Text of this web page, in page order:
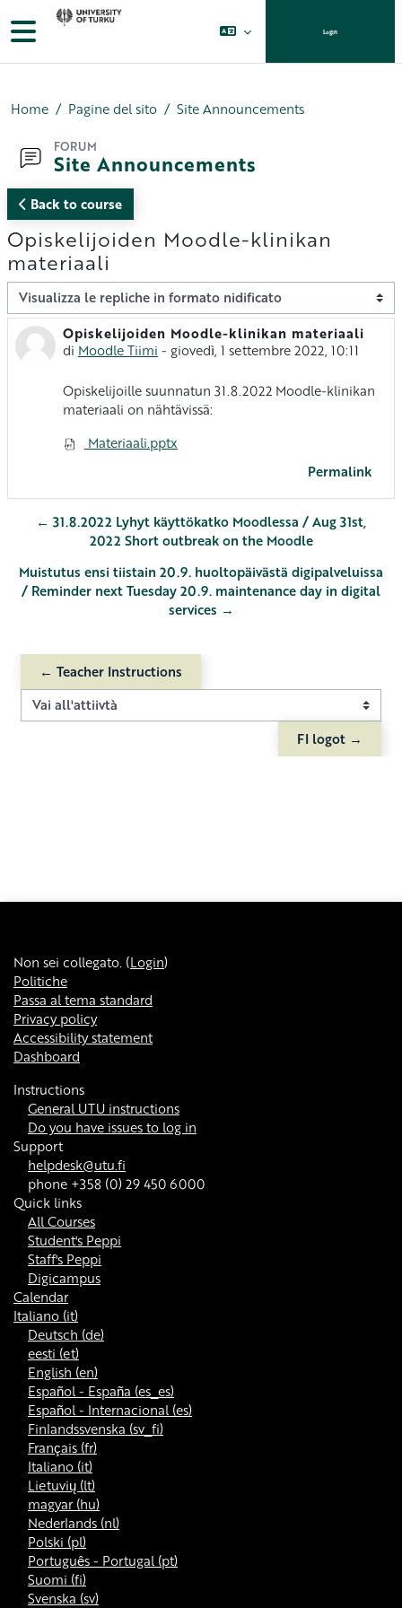
Vai al contenuto principale
Pannello laterale Login
Home Pagine del sito Site Announcements
FORUM
Site Announcements
Back to course
Opiskelijoiden Moodle-klinikan
materiaali
Modalità visualizzazione
Opiskelijoiden Moodle-klinikan materiaali
di Moodle Tiimi - giovedì, 1 settembre 2022, 10:11
Numero di risposte: 0
Opiskelijoille suunnatun 31.8.2022 Moodle-klinikan
materiaali on nähtävissä:
Materiaali.pptx
Permalink
← 31.8.2022 Lyhyt käyttökatko Moodlessa / Aug 31st,
2022 Short outbreak on the Moodle
Muistutus ensi tiistain 20.9. huoltopäivästä digipalveluissa
/ Reminder next Tuesday 20.9. maintenance day in digital
services →
← Teacher Instructions
Vai all'attiivtà
FI logot →
Non sei collegato. (Login)
Politiche
Passa al tema standard
Privacy policy
Accessibility statement
Dashboard
Instructions
General UTU instructions
Do you have issues to log in
Support
helpdesk@utu.fi
phone +358 (0) 29 450 6000
Quick links
All Courses
Student's Peppi
Staff's Peppi
Digicampus
Calendar
Italiano ‎(it)‎
Deutsch ‎(de)‎
eesti ‎(et)‎
English ‎(en)‎
Español - España ‎(es_es)‎
Español - Internacional ‎(es)‎
Finlandssvenska ‎(sv_fi)‎
Français ‎(fr)‎
Italiano ‎(it)‎
Lietuvių ‎(lt)‎
magyar ‎(hu)‎
Nederlands ‎(nl)‎
Polski ‎(pl)‎
Português - Portugal ‎(pt)‎
Suomi ‎(fi)‎
Svenska ‎(sv)‎